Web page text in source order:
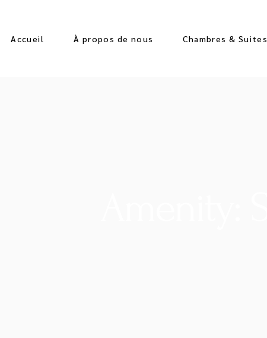
Accueil À propos de nous Chambres & Suites